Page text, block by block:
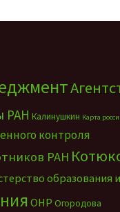
РАН Калинушкин Карта
контроля
РАН
образования и
ОНР Огородова